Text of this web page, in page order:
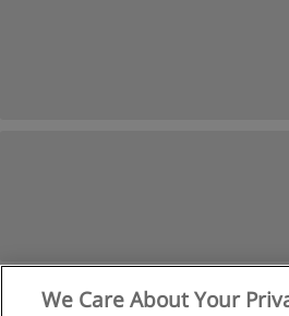
We Care About Your